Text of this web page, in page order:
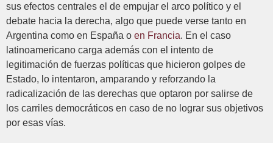
sus efectos centrales el de empujar el arco político y el
debate hacia la derecha, algo que puede verse tanto en
Argentina como en España o en Francia. En el caso
latinoamericano carga además con el intento de
legitimación de fuerzas políticas que hicieron golpes de
Estado, lo intentaron, amparando y reforzando la
radicalización de las derechas que optaron por salirse de
los carriles democráticos en caso de no lograr sus objetivos
por esas vías.